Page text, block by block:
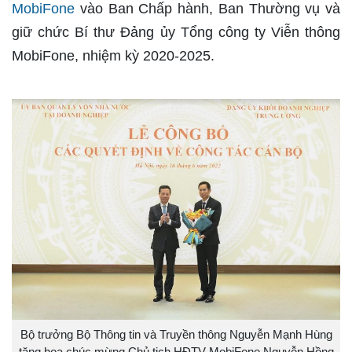
MobiFone vào Ban Chấp hành, Ban Thường vụ và
giữ chức Bí thư Đảng ủy Tổng công ty Viễn thông
MobiFone, nhiệm kỳ 2020-2025.
Bộ trưởng Bộ Thông tin và Truyền thông Nguyễn Mạnh Hùng